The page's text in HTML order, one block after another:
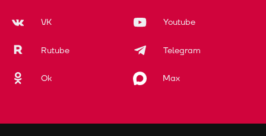
VK Youtube
Rutube Telegram
Ok Max